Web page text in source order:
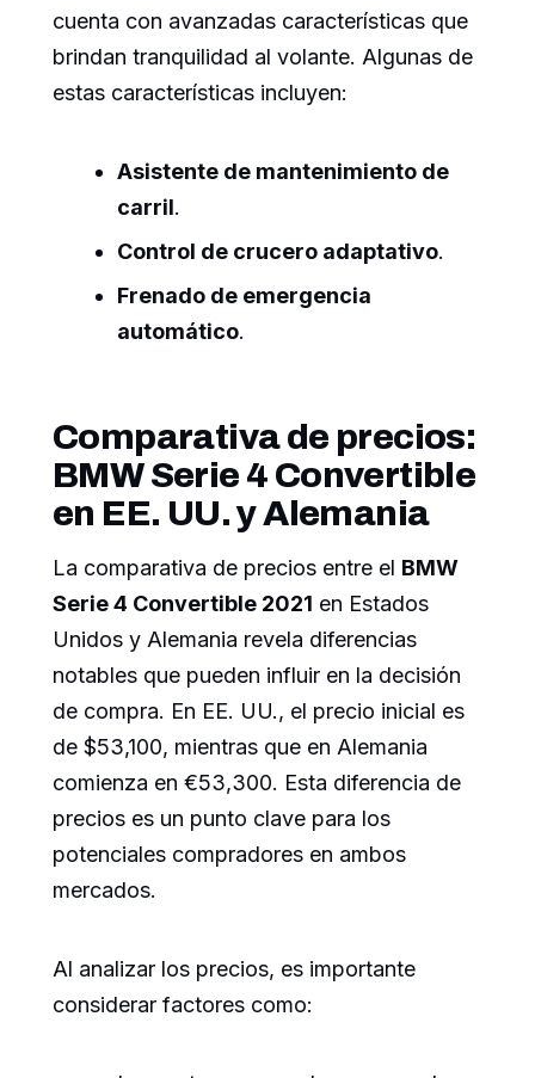
cuenta con avanzadas características que
brindan tranquilidad al volante. Algunas de
estas características incluyen:
Asistente de mantenimiento de
carril.
Control de crucero adaptativo.
Frenado de emergencia
automático.
Comparativa de precios:
BMW Serie 4 Convertible
en EE. UU. y Alemania
La comparativa de precios entre el BMW
Serie 4 Convertible 2021 en Estados
Unidos y Alemania revela diferencias
notables que pueden influir en la decisión
de compra. En EE. UU., el precio inicial es
de $53,100, mientras que en Alemania
comienza en €53,300. Esta diferencia de
precios es un punto clave para los
potenciales compradores en ambos
mercados.
Al analizar los precios, es importante
considerar factores como: